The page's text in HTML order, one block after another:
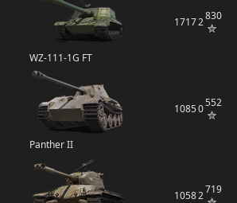
WZ-111-1G FT
17172830
Panther II
10850552
10582719